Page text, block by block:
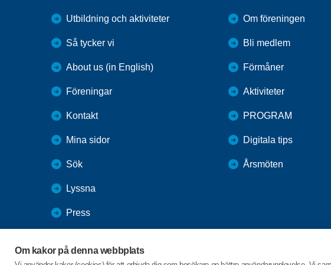
Om kakor på denna webbplats
Utbildning och aktiviteter
Så tycker vi
About us (in English)
Föreningar
Kontakt
Mina sidor
Sök
Lyssna
Press
SPF Seniorernas intranät
Om föreningen
Bli medlem
Förmåner
Aktiviteter
PROGRAM
Digitala tips
Årsmöten